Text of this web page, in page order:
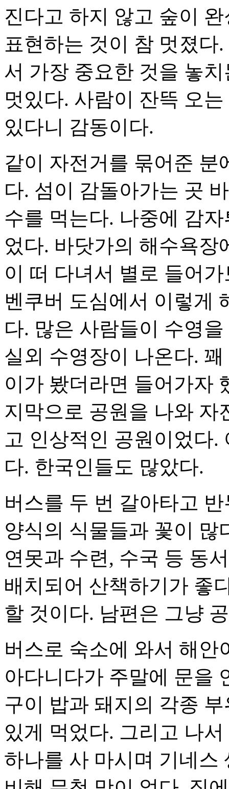
진다고 하지 않고 숲이
표현하는 것이 참 멋졌다
서 가장 중요한 것을 놓
멋있다. 사람이 잔뜩 오
있다니 감동이다.
같이 자전거를 묶어준 분
다. 섬이 감돌아가는 곳
수를 먹는다. 나중에 감
었다. 바닷가의 해수욕장
이 떠 다녀서 별로 들어
벤쿠버 도심에서 이렇게
다. 많은 사람들이 수영
실외 수영장이 나온다.
이가 봤더라면 들어가자
지막으로 공원을 나와 자
고 인상적인 공원이었다.
다. 한국인들도 많았다.
버스를 두 번 갈아타고
양식의 식물들과 꽃이 많
연못과 수련, 수국 등 동
배치되어 산책하기가 좋
할 것이다. 남편은 그냥
버스로 숙소에 와서 해안
아다니다가 주말에 문을
구이 밥과 돼지의 각종
있게 먹었다. 그리고 나
하나를 사 마시며 기네스